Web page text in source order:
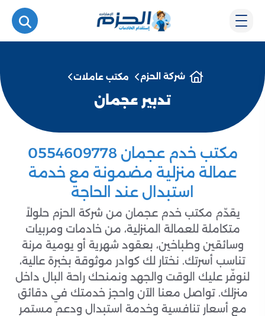
شركة الحزم مكتب عاملات
تدبير عجمان
مكتب خدم عجمان 0554609778
عمالة منزلية مضمونة مع خدمة
استبدال عند الحاجة
يقدّم مكتب خدم عجمان من شركة الحزم حلولاً
متكاملة للعمالة المنزلية، من خادمات ومربيات
وسائقين وطباخين، بعقود شهرية أو يومية مرنة
تناسب أسرتك. نختار لك كوادر موثوقة بخبرة عالية،
لنوفّر عليك الوقت والجهد ونمنحك راحة البال داخل
منزلك. تواصل معنا الآن واحجز خدمتك في دقائق
مع أسعار تنافسية وخدمة استبدال ودعم مستمر